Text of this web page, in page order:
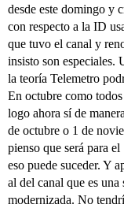
desde este domingo y
con respecto a la ID
que tuvo el canal y
insisto son especiales.
la teoría Telemetro
En octubre como
logo ahora sí de
de octubre o 1 de
pienso que será para
eso puede suceder. Y
al del canal que es
modernizada. No